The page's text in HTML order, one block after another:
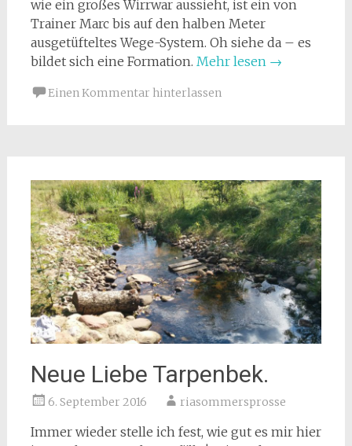
wie ein großes Wirrwar aussieht, ist ein von
Trainer Marc bis auf den halben Meter
ausgetüfteltes Wege-System. Oh siehe da – es
bildet sich eine Formation. Mehr lesen →
Einen Kommentar hinterlassen
Neue Liebe Tarpenbek.
6. September 2016 riasommersprosse
Immer wieder stelle ich fest, wie gut es mir hier